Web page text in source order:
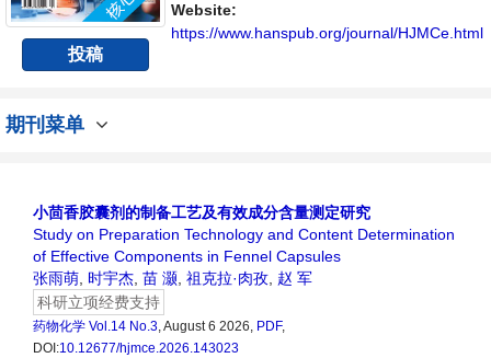
投稿
Website:
https://www.hanspub.org/journal/HJMCe.html
期刊菜单
小茴香胶囊剂的制备工艺及有效成分含量测定研究
Study on Preparation Technology and Content Determination
of Effective Components in Fennel Capsules
张雨萌 时宇杰 苗 灏 祖克拉·肉孜 赵 军
科研立项经费支持
药物化学 Vol.14 No.3, August 6 2026, PDF,
DOI:10.12677/hjmce.2026.143023